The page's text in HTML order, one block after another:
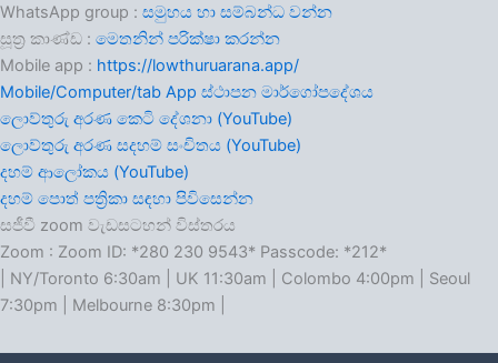
WhatsApp group : සමුහය හා සම්බන්ධ වන්න
සූත්‍ර කාණ්ඩ : මෙතනින් පරික්ෂා කරන්න
Mobile app : https://lowthuruarana.app/
Mobile/Computer/tab App ස්ථාපන මාර්ගෝපදේශය
ලොව්තුරු අරණ කෙටි දේශනා (YouTube)
ලොව්තුරු අරණ සදහම් සංචිතය (YouTube)
දහම් ආලෝකය (YouTube)
දහම් පොත් පත්‍රිකා සඳහා පිවිසෙන්න
සජීවී zoom වැඩසටහන් විස්තරය
Zoom : Zoom ID: *280 230 9543* Passcode: *212*
| NY/Toronto 6:30am | UK 11:30am | Colombo 4:00pm | Seoul
7:30pm | Melbourne 8:30pm |